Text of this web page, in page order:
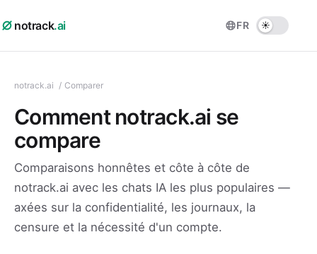
notrack.ai FR
notrack.ai / Comparer
Comment notrack.ai se
compare
Comparaisons honnêtes et côte à côte de
notrack.ai avec les chats IA les plus populaires —
axées sur la confidentialité, les journaux, la
censure et la nécessité d'un compte.